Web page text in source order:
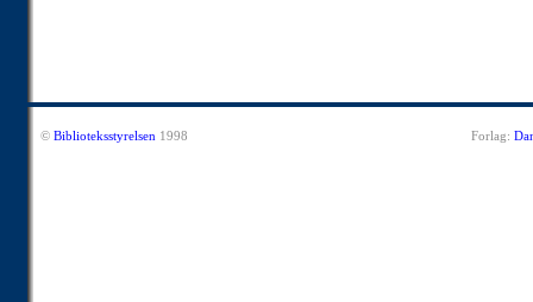
© Biblioteksstyrelsen 1998 Forlag: